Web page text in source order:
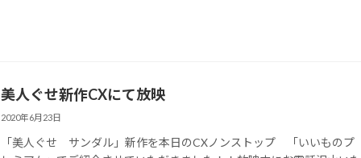
美人ぐせ新作CXにて放映
2020年6月23日
「美人ぐせ サンダル」新作を本日のCXノンストップ 「いいものプ